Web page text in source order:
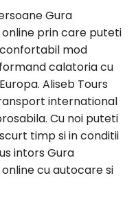
Gura
online prin care puteti
mod
calatoria cu
Aliseb Tours
international
Cu noi puteti
timp si in conditii
intors Gura
cu autocare si